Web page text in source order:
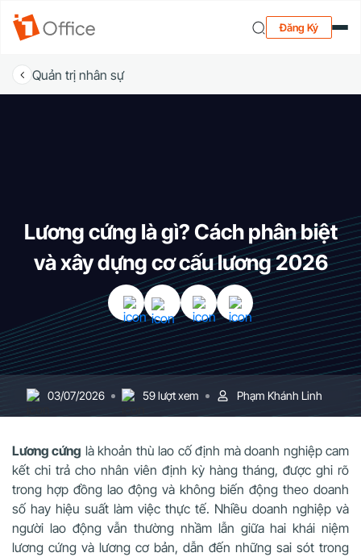
Đăng Ký
Quản trị nhân sự
Lương cứng là gì? Cách phân biệt
và xây dựng cơ cấu lương 2026
03/07/2026 59 lượt xem Phạm Khánh Linh
Lương cứng là khoản thù lao cố định mà doanh nghiệp cam
kết chi trả cho nhân viên định kỳ hàng tháng, được ghi rõ
trong hợp đồng lao động và không biến động theo doanh
số hay hiệu suất làm việc thực tế. Nhiều doanh nghiệp và
người lao động vẫn thường nhầm lẫn giữa hai khái niệm
lương cứng và lương cơ bản, dẫn đến những sai sót trong